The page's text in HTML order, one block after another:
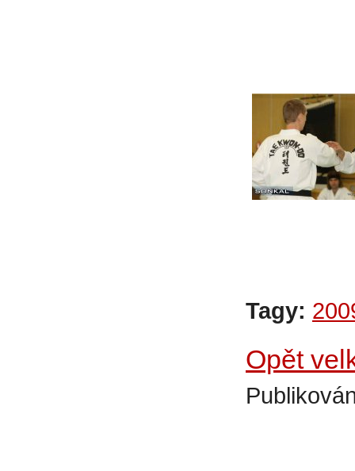
Tagy:
Opět